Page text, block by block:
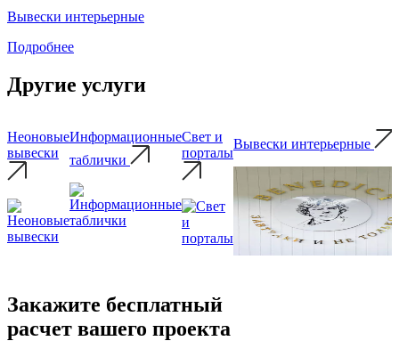
Вывески интерьерные
Подробнее
Другие услуги
Неоновые
вывески
Информационные
таблички
Свет и
порталы
Вывески интерьерные
Закажите бесплатный
расчет вашего проекта